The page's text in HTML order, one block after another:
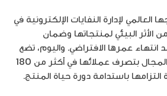
لإدارة النفايات الإلكترونية في
من الأثر البيئي لمنتجاتها وضمان
عمرها الافتراضي. واليوم، تضع
الشركة خبراتها في هذا المجال بتصرف عملائها في أكثر من 180
باستدامة دورة حياة المنتج.